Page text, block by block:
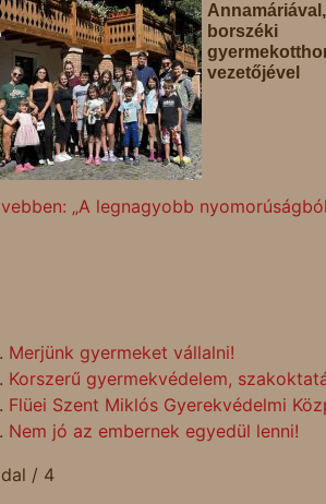
borszéki
vezetőjével
„A legnagyobb
Merjünk gyermeket vállalni!
Korszerű gyermekvédelem,
Flüei Szent Miklós Gyerekvédelmi
Nem jó az embernek egyedül lenni!
/ 4